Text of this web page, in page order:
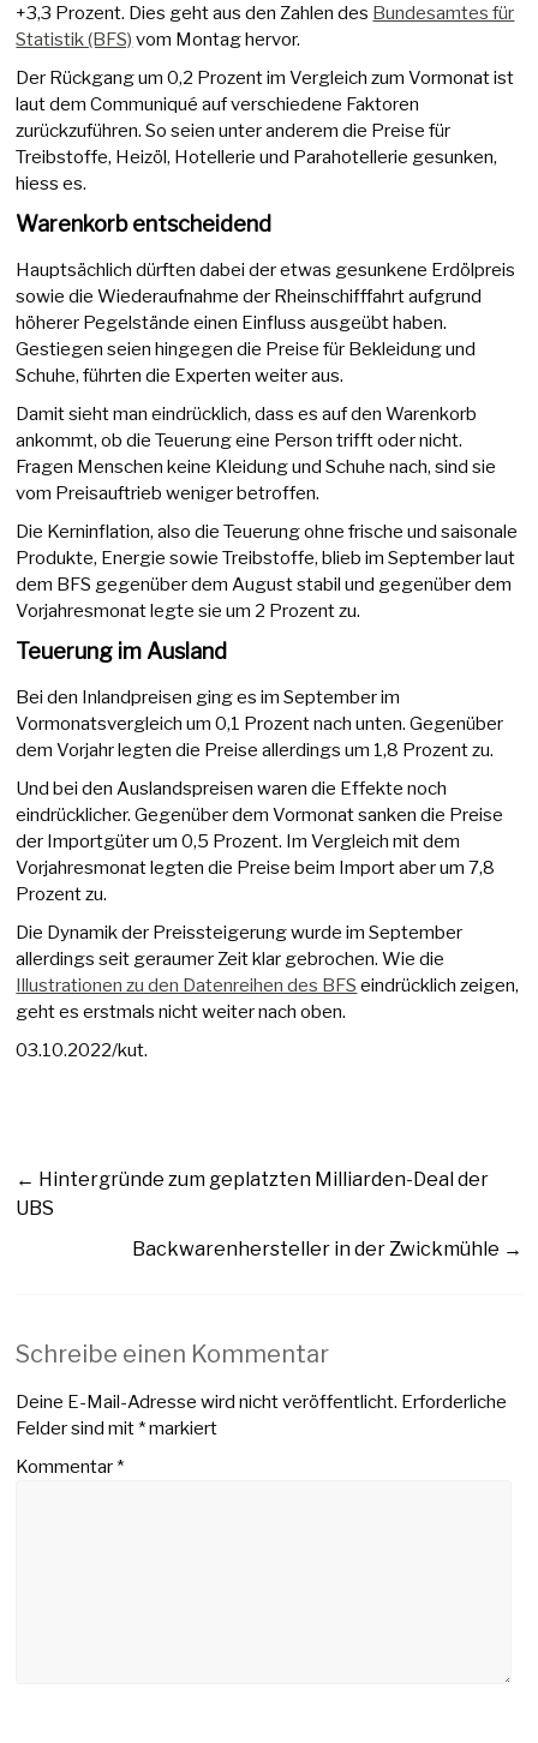
+3,3 Prozent. Dies geht aus den Zahlen des Bundesamtes für
Statistik (BFS) vom Montag hervor.
Der Rückgang um 0,2 Prozent im Vergleich zum Vormonat ist
laut dem Communiqué auf verschiedene Faktoren
zurückzuführen. So seien unter anderem die Preise für
Treibstoffe, Heizöl, Hotellerie und Parahotellerie gesunken,
hiess es.
Warenkorb entscheidend
Hauptsächlich dürften dabei der etwas gesunkene Erdölpreis
sowie die Wiederaufnahme der Rheinschifffahrt aufgrund
höherer Pegelstände einen Einfluss ausgeübt haben.
Gestiegen seien hingegen die Preise für Bekleidung und
Schuhe, führten die Experten weiter aus.
Damit sieht man eindrücklich, dass es auf den Warenkorb
ankommt, ob die Teuerung eine Person trifft oder nicht.
Fragen Menschen keine Kleidung und Schuhe nach, sind sie
vom Preisauftrieb weniger betroffen.
Die Kerninflation, also die Teuerung ohne frische und saisonale
Produkte, Energie sowie Treibstoffe, blieb im September laut
dem BFS gegenüber dem August stabil und gegenüber dem
Vorjahresmonat legte sie um 2 Prozent zu.
Teuerung im Ausland
Bei den Inlandpreisen ging es im September im
Vormonatsvergleich um 0,1 Prozent nach unten. Gegenüber
dem Vorjahr legten die Preise allerdings um 1,8 Prozent zu.
Und bei den Auslandspreisen waren die Effekte noch
eindrücklicher. Gegenüber dem Vormonat sanken die Preise
der Importgüter um 0,5 Prozent. Im Vergleich mit dem
Vorjahresmonat legten die Preise beim Import aber um 7,8
Prozent zu.
Die Dynamik der Preissteigerung wurde im September
allerdings seit geraumer Zeit klar gebrochen. Wie die
Illustrationen zu den Datenreihen des BFS eindrücklich zeigen,
geht es erstmals nicht weiter nach oben.
03.10.2022/kut.
← Hintergründe zum geplatzten Milliarden-Deal der
UBS
Backwarenhersteller in der Zwickmühle →
Schreibe einen Kommentar
Deine E-Mail-Adresse wird nicht veröffentlicht. Erforderliche
Felder sind mit*markiert
Kommentar*